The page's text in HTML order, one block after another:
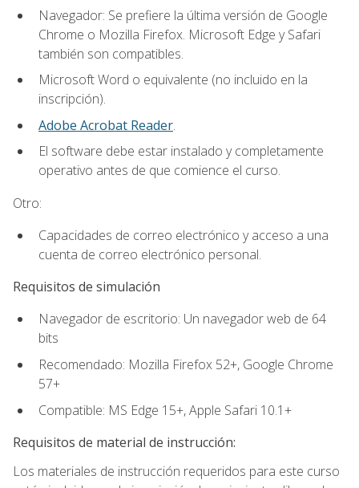
Navegador: Se prefiere la última versión de Google
Chrome o Mozilla Firefox. Microsoft Edge y Safari
también son compatibles.
Microsoft Word o equivalente (no incluido en la
inscripción).
Adobe Acrobat Reader.
El software debe estar instalado y completamente
operativo antes de que comience el curso.
Otro:
Capacidades de correo electrónico y acceso a una
cuenta de correo electrónico personal.
Requisitos de simulación
Navegador de escritorio: Un navegador web de 64
bits
Recomendado: Mozilla Firefox 52+, Google Chrome
57+
Compatible: MS Edge 15+, Apple Safari 10.1+
Requisitos de material de instrucción:
Los materiales de instrucción requeridos para este curso